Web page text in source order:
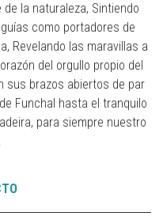
la naturaleza, Sintiendo
como portadores de
Revelando las maravillas a
del orgullo propio del
sus brazos abiertos de par
Funchal hasta el tranquilo
para siempre nuestro